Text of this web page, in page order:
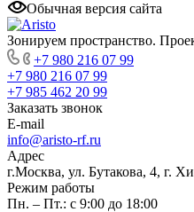
Обычная версия сайта
Зонируем пространство.
+7 980 216 07 99
+7 980 216 07 99
+7 985 462 20 99
Заказать звонок
E-mail
info@aristo-rf.ru
Адрес
г.Москва, ул. Бутакова, 4, г.
Режим работы
Пн. – Пт.: с 9:00 до 18:00